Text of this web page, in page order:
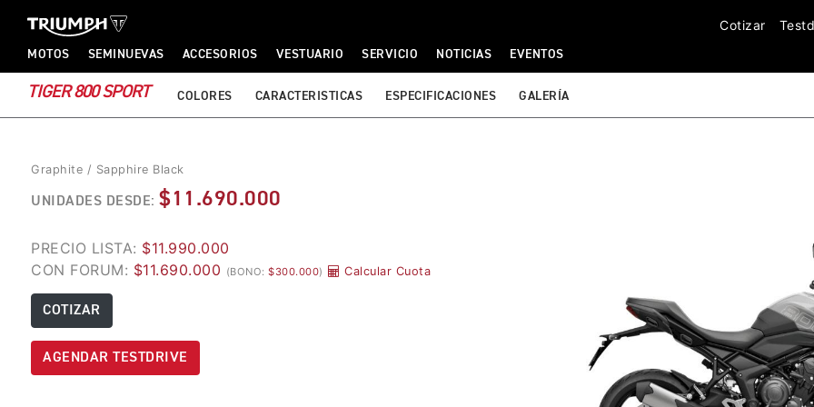
MOTOS SEMINUEVAS ACCESORIOS VESTUARIO SERVICIO NOTICIAS EVENTOS
Cotizar
TIGER 800 SPORT COLORES CARACTERISTICAS ESPECIFICACIONES GALERÍA
Graphite / Sapphire Black
UNIDADES DESDE: $11.690.000
PRECIO LISTA: $11.990.000
CON FORUM: $11.690.000 (BONO: $300.000) Calcular Cuota
COTIZAR
AGENDAR TESTDRIVE